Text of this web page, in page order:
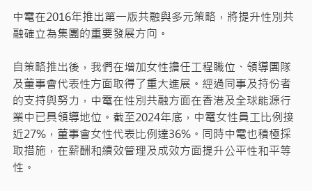
中電在2016年推出第一版共融與多元策略，將提升性別共
融確立為集團的重要發展方向。
自策略推出後，我們在增加女性擔任工程職位、領導團隊
及董事會代表性方面取得了重大進展。經過同事及持份者
的支持與努力，中電在性別共融方面在香港及全球能源行
業中已具領導地位。截至2024年底，中電女性員工比例接
近27%，董事會女性代表比例達36%。同時中電也積極採
取措施，在薪酬和績效管理及成效方面提升公平性和平等
性。